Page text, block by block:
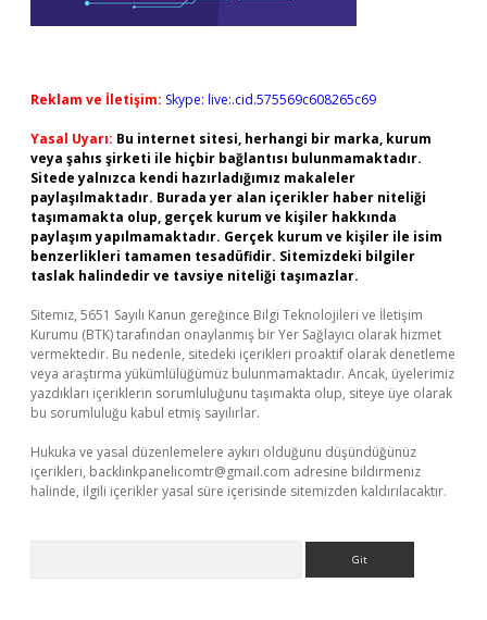
Reklam ve İletişim: Skype: live:.cid.575569c608265c69
Yasal Uyarı: Bu internet sitesi, herhangi bir marka, kurum
veya şahıs şirketi ile hiçbir bağlantısı bulunmamaktadır.
Sitede yalnızca kendi hazırladığımız makaleler
paylaşılmaktadır. Burada yer alan içerikler haber niteliği
taşımamakta olup, gerçek kurum ve kişiler hakkında
paylaşım yapılmamaktadır. Gerçek kurum ve kişiler ile isim
benzerlikleri tamamen tesadüfidir. Sitemizdeki bilgiler
taslak halindedir ve tavsiye niteliği taşımazlar.
Sitemiz, 5651 Sayılı Kanun gereğince Bilgi Teknolojileri ve İletişim
Kurumu (BTK) tarafından onaylanmış bir Yer Sağlayıcı olarak hizmet
vermektedir. Bu nedenle, sitedeki içerikleri proaktif olarak denetleme
veya araştırma yükümlülüğümüz bulunmamaktadır. Ancak, üyelerimiz
yazdıkları içeriklerin sorumluluğunu taşımakta olup, siteye üye olarak
bu sorumluluğu kabul etmiş sayılırlar.
Hukuka ve yasal düzenlemelere aykırı olduğunu düşündüğünüz
içerikleri, backlinkpanelicomtr@gmail.com adresine bildirmeniz
halinde, ilgili içerikler yasal süre içerisinde sitemizden kaldırılacaktır.